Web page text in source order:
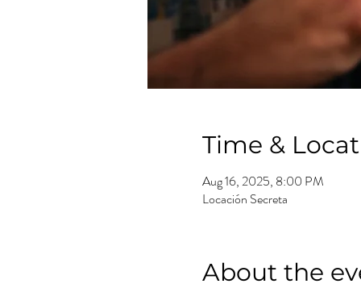
Time &
Aug 16, 2025, 8:00 PM
Locación Secreta
About the